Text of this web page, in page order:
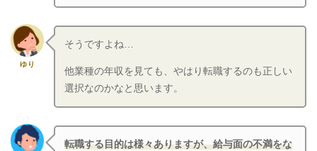
ゆり
そうですよね…
他業種の年収を見ても、やはり転職するのも正しい
選択なのかなと思います。
転職する目的は様々ありますが、給与面の不満をな